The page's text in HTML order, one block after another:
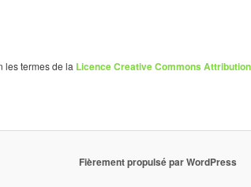
les termes de la Licence Creative Commons
Fièrement propulsé par WordPress